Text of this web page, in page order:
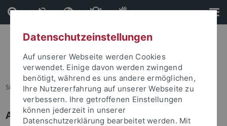
Direkt
zum
Inhalt
Direkt
zur
Fußleiste
Sie sind hier: Startseite
Anmelden
Datenschutzeinstellungen
Auf unserer Webseite werden Cookies
verwendet. Einige davon werden zwingend
benötigt, während es uns andere ermöglichen,
Ihre Nutzererfahrung auf unserer Webseite zu
verbessern. Ihre getroffenen Einstellungen
können jederzeit in unserer
Datenschutzerklärung bearbeitet werden. Mit